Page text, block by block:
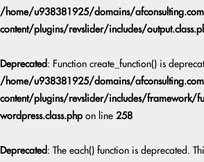
/home/u938381925/domains/
content/plugins/revslider/includes/
Deprecated : Function create_function() is
/home/u938381925/domains/
content/plugins/revslider/includes/framework/
wordpress.class.php on line 258
Deprecated : The each() function is deprecated.